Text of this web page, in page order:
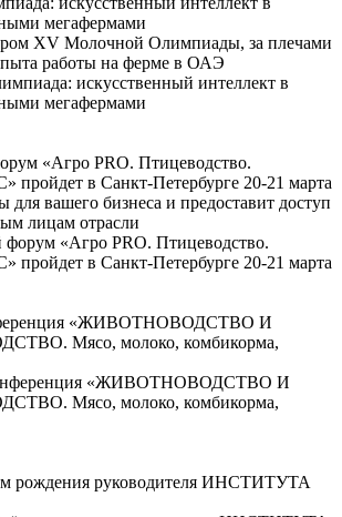
мегафермами
XV Молочной Олимпиады, за плечами
работы на ферме в ОАЭ
«Агро PRO. Птицеводство.
пройдет в Санкт-Петербурге 20-21 марта
вашего бизнеса и предоставит доступ
лицам отрасли
«ЖИВОТНОВОДСТВО И
Мясо, молоко, комбикорма,
рождения руководителя ИНСТИТУТА